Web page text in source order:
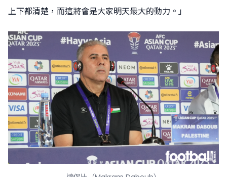
上下都清楚，而這將會是大家明天最大的動力。」